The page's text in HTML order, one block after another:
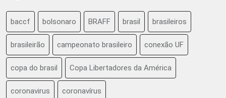
baccf bolsonaro BRAFF brasil brasileiros
brasileirão campeonato brasileiro conexão UF
copa do brasil Copa Libertadores da América
coronavirus coronavírus